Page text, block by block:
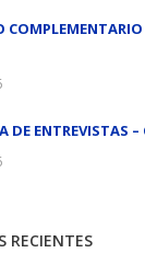
DE ENTREVISTAS
RECIENTES